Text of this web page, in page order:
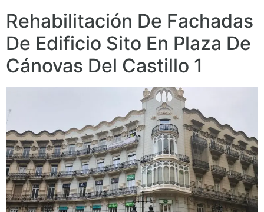
Rehabilitación De Fachadas
De Edificio Sito En Plaza De
Cánovas Del Castillo 1